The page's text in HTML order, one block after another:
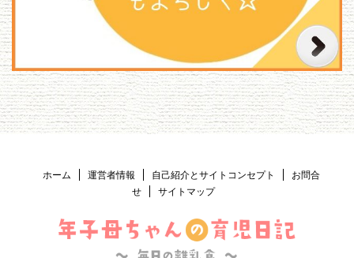
ホーム 運営者情報 自己紹介とサイトコンセプト
お問合
せ
サイトマップ